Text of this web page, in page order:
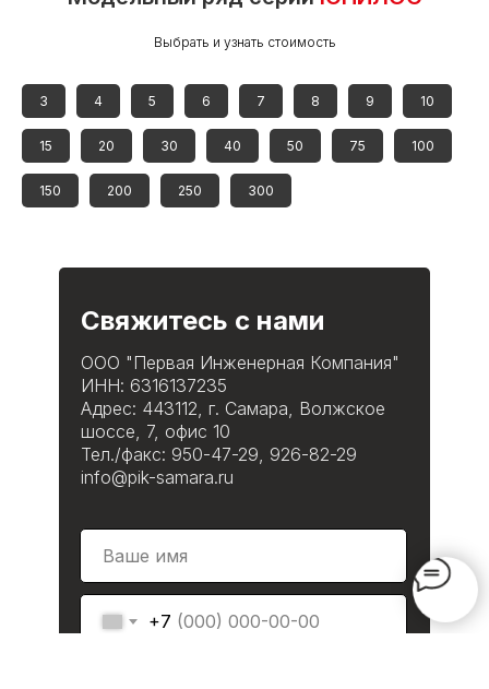
Выбрать и узнать стоимость
3 4 5 6 7 8 9 10
15 20 30 40 50 75 100
150 200 250 300
Свяжитесь с нами
ООО "Первая Инженерная Компания"
ИНН: 6316137235
Адрес: 443112, г. Самара, Волжское
шоссе, 7, офис 10
Тел./факс: 950-47-29, 926-82-29
info@pik-samara.ru
+7